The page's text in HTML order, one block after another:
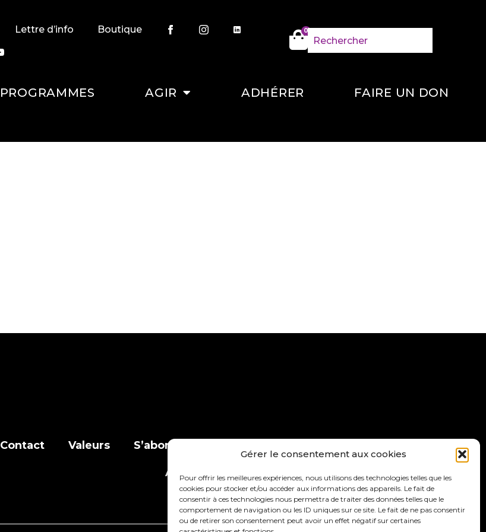
Gérer le consentement aux cookies
Pour offrir les meilleures expériences, nous utilisons des technologies telles que les
cookies pour stocker et/ou accéder aux informations des appareils. Le fait de
consentir à ces technologies nous permettra de traiter des données telles que le
comportement de navigation ou les ID uniques sur ce site. Le fait de ne pas consentir
ou de retirer son consentement peut avoir un effet négatif sur certaines
Lettre d’info Boutique 0
PROGRAMMES AGIR ADHÉRER FAIRE UN DON
Contact Valeurs S’abonner à la lettre d’info
Adhérer